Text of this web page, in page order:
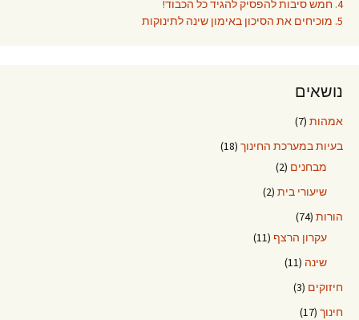
4. חמש סיבות להפסיק להגיד כל הכבוד!
5. מוכיחים את הסיכון באימון שינה לתינוקות
נושאים
אמהות (7)
בעיות במערכת החינוך (18)
מבחנים (2)
שיעורי בית (2)
הורות (74)
עקרון הרצף (11)
שינה (11)
חיזוקים (3)
חינוך (17)